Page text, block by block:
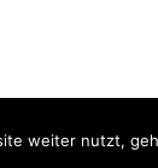
weiter nutzt,